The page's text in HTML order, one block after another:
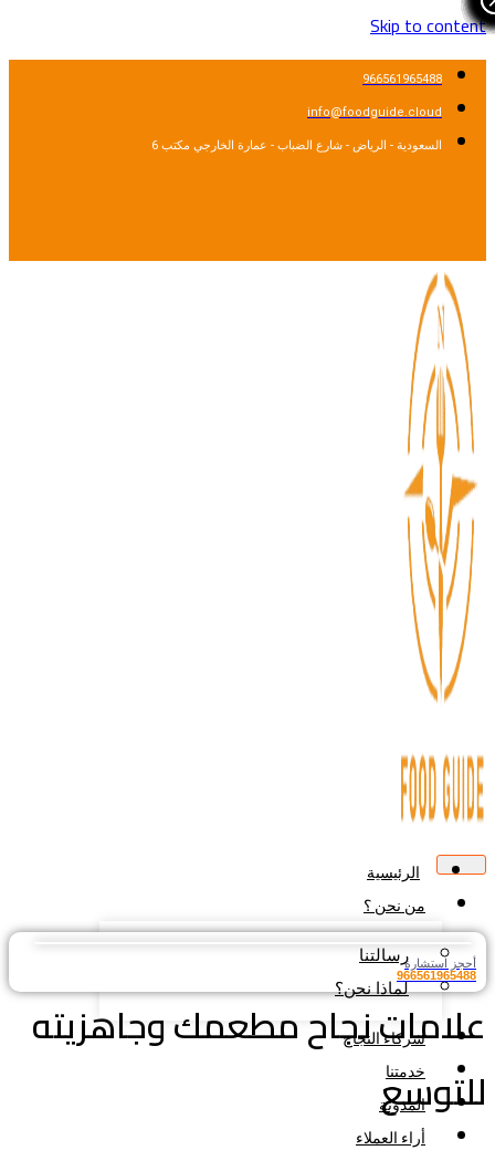
Skip to
966561965488
info@foodguide.cloud
السعودية - الرياض - شارع الضباب - عمارة الخارجي مكتب 6
الرئيسية
من نحن ؟
رسالتنا
لماذا نحن؟
شركاء النجاح
خدمتنا
المدونة
أراء العملاء
استشارة
نجاح مطعمك وجاهزيته